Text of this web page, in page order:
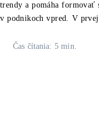
trendy a pomáha formovať
v podnikoch vpred. V
Čas čítania: 5 min.